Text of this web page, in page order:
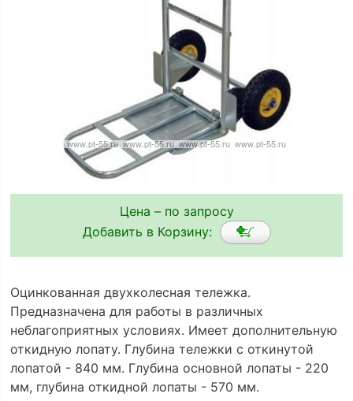
Цена – по запросу
Добавить в Корзину:
Оцинкованная двухколесная тележка.
Предназначена для работы в различных
неблагоприятных условиях. Имеет дополнительную
откидную лопату. Глубина тележки с откинутой
лопатой - 840 мм. Глубина основной лопаты - 220
мм, глубина откидной лопаты - 570 мм.